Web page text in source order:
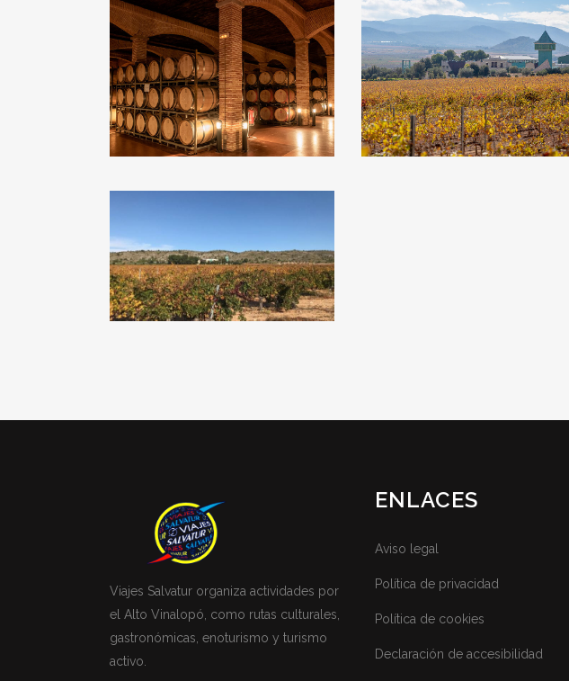
Viajes Salvatur organiza actividades por
el Alto Vinalopó, como rutas culturales,
gastronómicas, enoturismo y turismo
activo.
ENLACES
Aviso legal
Política de privacidad
Política de cookies
Declaración de accesibilidad